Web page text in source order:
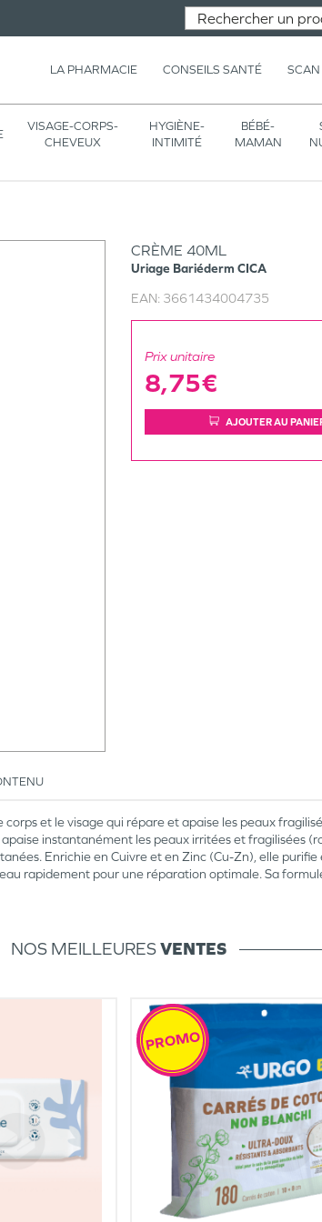
LA PHARMACIE CONSEILS SANTÉ SCAN
VISAGE-CORPS-
CHEVEUX
HYGIÈNE-
INTIMITÉ
BÉBÉ-
MAMAN
CRÈME 40ML
Uriage Bariéderm CICA
EAN: 3661434004735
Prix unitaire
8,75€
AJOUTER AU
et le visage qui répare et apaise les peaux
instantanément les peaux irritées et fragilisées
Enrichie en Cuivre et en Zinc (Cu-Zn), elle
rapidement pour une réparation optimale. Sa
NOS MEILLEURESVENTES
PROMO